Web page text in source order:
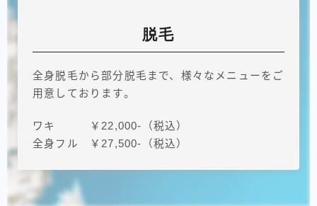
脱毛
全身脱毛から部分脱毛まで、様々なメニューをご
用意しております。
ワキ ￥22,000-（税込）
全身フル ￥27,500-（税込）